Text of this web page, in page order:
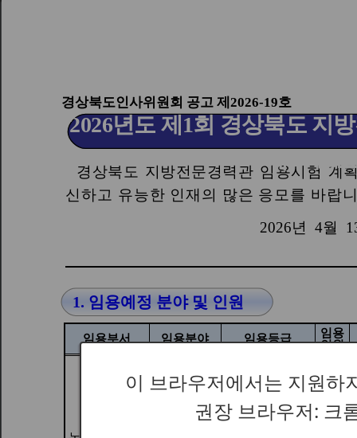
이 브라우저에서는 지원하
권장 브라우저: 크